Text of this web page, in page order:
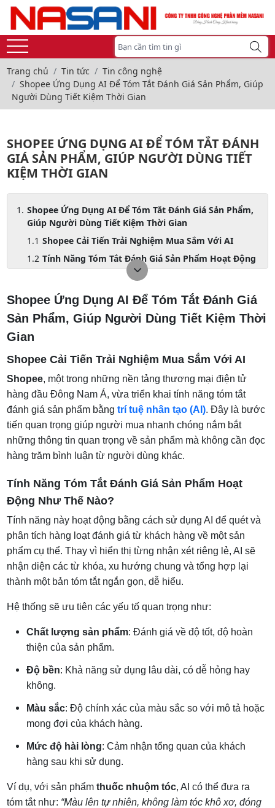
Trang chủ Tin tức
Tin công nghệ
Shopee Ứng Dụng AI Để Tóm Tắt Đánh Giá Sản Phẩm, Giúp
Người Dùng Tiết Kiệm Thời Gian
SHOPEE ỨNG DỤNG AI ĐỂ TÓM TẮT ĐÁNH
GIÁ SẢN PHẨM, GIÚP NGƯỜI DÙNG TIẾT
KIỆM THỜI GIAN
Shopee Ứng Dụng AI Để Tóm Tắt Đánh Giá Sản Phẩm,
Giúp Người Dùng Tiết Kiệm Thời Gian
Shopee Cải Tiến Trải Nghiệm Mua Sắm Với AI
Tính Năng Tóm Tắt Đánh Giá Sản Phẩm Hoạt Động
Như Thế Nào?
Xu Hướng Ứng Dụng AI Trong Thương Mại Điện
Tử
Shopee Ứng Dụng AI Để Tóm Tắt Đánh Giá
Sản Phẩm, Giúp Người Dùng Tiết Kiệm Thời
Gian
Shopee Cải Tiến Trải Nghiệm Mua Sắm Với AI
Shopee, một trong những nền tảng thương mại điện tử
hàng đầu Đông Nam Á, vừa triển khai tính năng tóm tắt
đánh giá sản phẩm bằngtrí tuệ nhân tạo (AI). Đây là bước
tiến quan trọng giúp người mua nhanh chóng nắm bắt
những thông tin quan trọng về sản phẩm mà không cần đọc
hàng trăm bình luận từ người dùng khác.
Tính Năng Tóm Tắt Đánh Giá Sản Phẩm Hoạt
Động Như Thế Nào?
Tính năng này hoạt động bằng cách sử dụng AI để quét và
phân tích hàng loạt đánh giá từ khách hàng về một sản
phẩm cụ thể. Thay vì hiển thị từng nhận xét riêng lẻ, AI sẽ
nhận diện các từ khóa, xu hướng chung và tổng hợp lại
thành một bản tóm tắt ngắn gọn, dễ hiểu.
Hệ thống sẽ ưu tiên các yếu tố quan trọng như:
Chất lượng sản phẩm: Đánh giá về độ tốt, độ hoàn
thiện của sản phẩm.
Độ bền: Khả năng sử dụng lâu dài, có dễ hỏng hay
không.
Màu sắc: Độ chính xác của màu sắc so với mô tả hoặc
mong đợi của khách hàng.
Mức độ hài lòng: Cảm nhận tổng quan của khách
hàng sau khi sử dụng.
Ví dụ, với sản phẩmthuốc nhuộm tóc, AI có thể đưa ra
tóm tắt như: “Màu lên tự nhiên, không làm tóc khô xơ, đóng